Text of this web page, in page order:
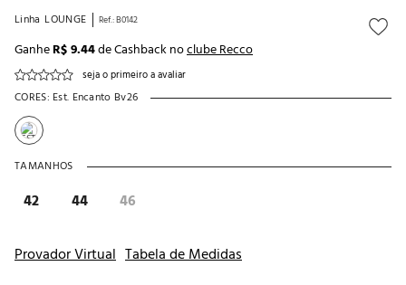
Linha LOUNGE Ref.:B0142
GanheR$ 9.44de Cashback noclube Recco
seja o primeiro a avaliar
CORES: Est. Encanto Bv26
TAMANHOS
42 44 46
Provador Virtual Tabela de Medidas